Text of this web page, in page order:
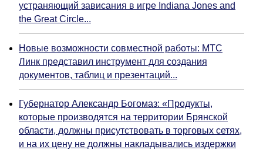
устраняющий зависания в игре Indiana Jones and
the Great Circle...
Новые возможности совместной работы: МТС
Линк представил инструмент для создания
документов, таблиц и презентаций...
Губернатор Александр Богомаз: «Продукты,
которые производятся на территории Брянской
области, должны присутствовать в торговых сетях,
и на их цену не должны накладывались издержки